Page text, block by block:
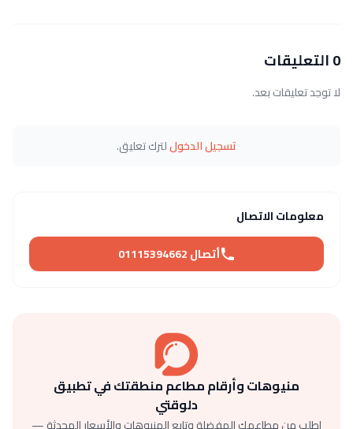
0 التعليقات
لا توجد تعليقات بعد.
تسجيل الدخوللترك تعليق.
معلومات الاتصال
أتصال 01115394662
منيوهات وأرقام مطاعم منطقتك في تطبيق
دلوقتي